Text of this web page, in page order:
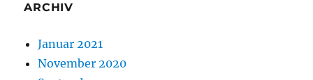
ARCHIV
Januar 2021
November 2020